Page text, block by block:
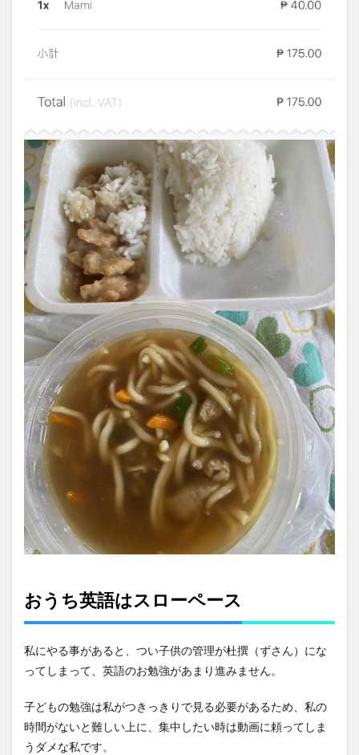
おうち英語はスローペース
私にやる事があると、つい子供の管理が杜撰（ずさん）にな
ってしまって、英語のお勉強があまり進みません。
子どもの勉強は私がつきっきりで見る必要があるため、私の
時間がないと難しい上に、集中したい時は動画に頼ってしま
うダメな私です。